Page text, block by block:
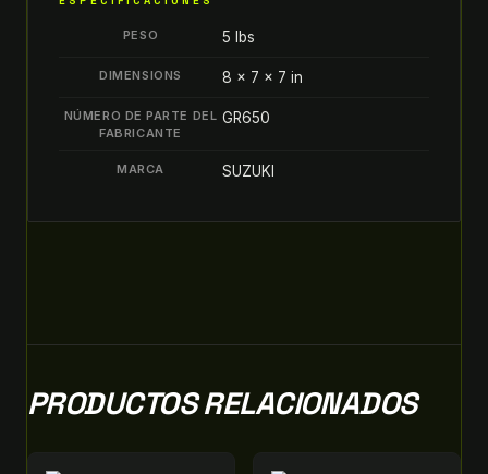
PESO 5 lbs
DIMENSIONS 8 × 7 × 7 in
NÚMERO DE PARTE DEL
FABRICANTE
GR650
MARCA SUZUKI
PRODUCTOS RELACIONADOS